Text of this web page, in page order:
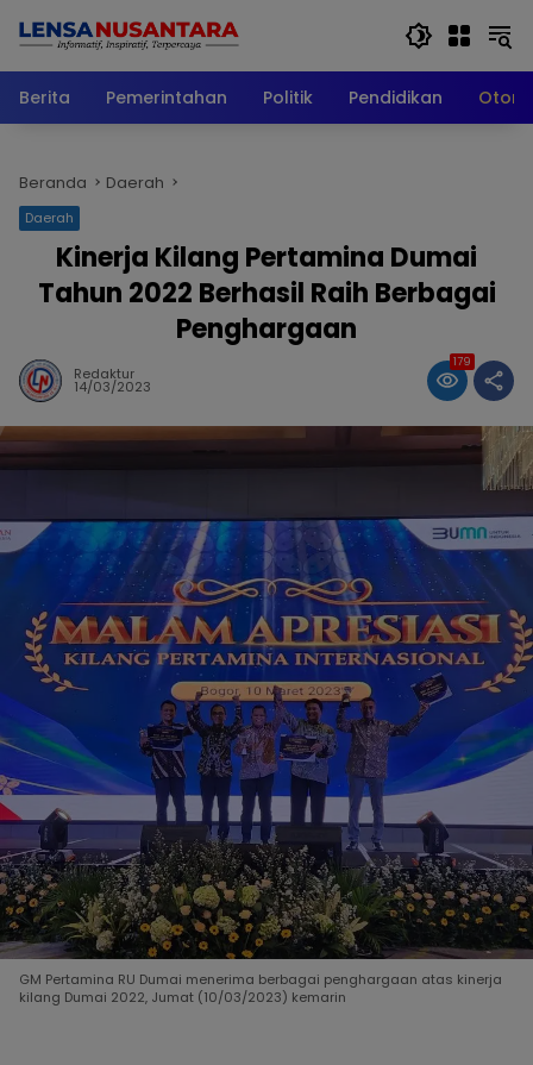
Berita
Pemerintahan Politik Pendidikan
Beranda Daerah
Daerah
Kinerja Kilang Pertamina Dumai
Tahun 2022 Berhasil Raih Berbagai
Penghargaan
Redaktur
14/03/2023
179
GM Pertamina RU Dumai menerima berbagai penghargaan atas kinerja
kilang Dumai 2022, Jumat (10/03/2023) kemarin